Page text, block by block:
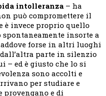
intolleranza– ha
può compromettere il
è invece proprio quello
spontaneamente insorte a
forse in altri luoghi
parte in silenzio
– ed è giusto che lo si
sono accolti e
per studiare e
provengano e di